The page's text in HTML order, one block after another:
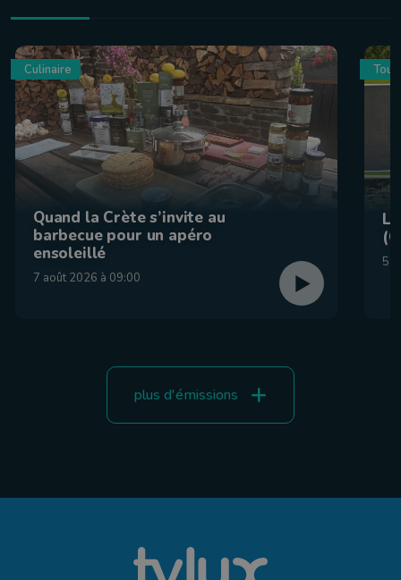
Culinaire
Quand la Crète s’invite au
barbecue pour un apéro
ensoleillé
7 août 2026 à 09:00
5
plus d'émissions